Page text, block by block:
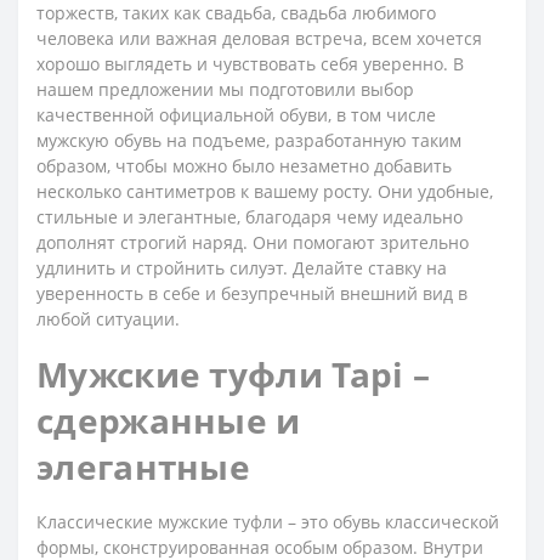
торжеств, таких как свадьба, свадьба любимого
человека или важная деловая встреча, всем хочется
хорошо выглядеть и чувствовать себя уверенно. В
нашем предложении мы подготовили выбор
качественной официальной обуви, в том числе
мужскую обувь на подъеме, разработанную таким
образом, чтобы можно было незаметно добавить
несколько сантиметров к вашему росту. Они удобные,
стильные и элегантные, благодаря чему идеально
дополнят строгий наряд. Они помогают зрительно
удлинить и стройнить силуэт. Делайте ставку на
уверенность в себе и безупречный внешний вид в
любой ситуации.
Мужские туфли Tapi –
сдержанные и
элегантные
Классические мужские туфли – это обувь классической
формы, сконструированная особым образом. Внутри